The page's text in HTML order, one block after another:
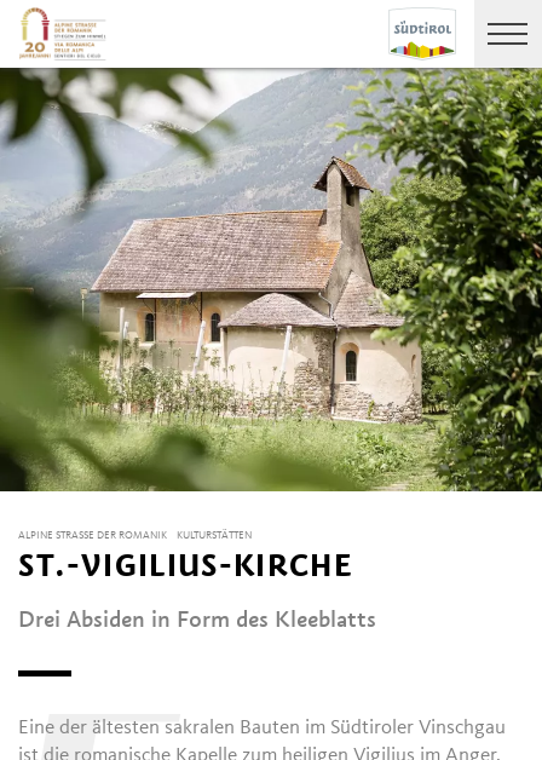
ALPINE STRASSE DER ROMANIK KULTURSTÄTTEN
ST.-VIGILIUS-KIRCHE
Drei Absiden in Form des Kleeblatts
Eine der ältesten sakralen Bauten im Südtiroler Vinschgau
ist die romanische Kapelle zum heiligen Vigilius im Anger,